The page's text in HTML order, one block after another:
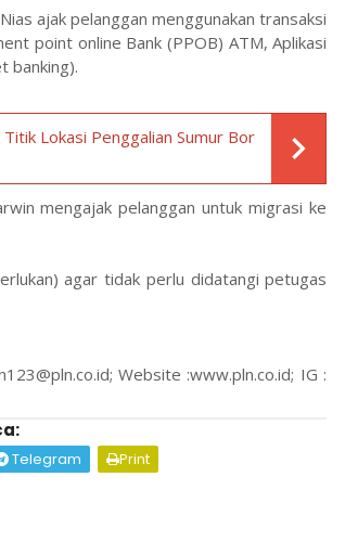
ajak pelanggan menggunakan transaksi
point online Bank (PPOB) ATM, Aplikasi
banking).
Lokasi Penggalian Sumur Bor
mengajak pelanggan untuk migrasi ke
agar tidak perlu didatangi petugas
Website :www.pln.co.id; IG :
Telegram Print